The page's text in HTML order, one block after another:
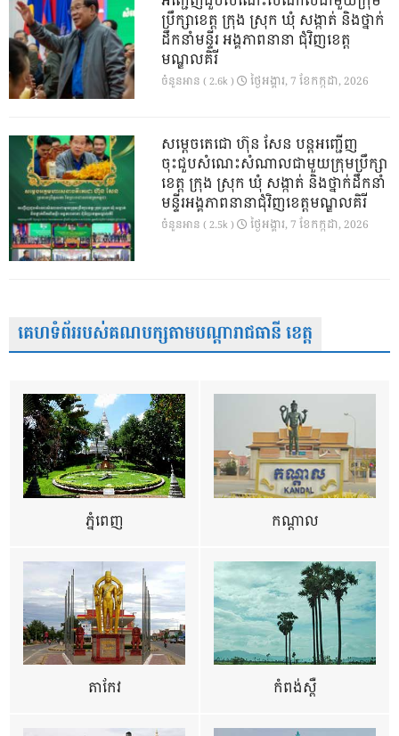
ប្រឹក្សាខេត្ត ក្រុង ស្រុក ឃុំ សង្កាត់ និងថ្នាក់
ដឹកនាំមន្ទីរ អង្គភាពនានា ជុំវិញខេត្ត
មណ្ឌលគិរី
ចំនួនអាន ( 2.6k ) ថ្ងៃ​អង្គារ, 7 ខែ​កក្កដា, 2026
សម្តេចតេជោ ហ៊ុន សែន បន្តអញ្ជើញ
ចុះជួបសំណេះសំណាលជាមួយក្រុមប្រឹក្សា
ខេត្ត ក្រុង ស្រុក ឃុំ សង្កាត់ និងថ្នាក់ដឹកនាំ
មន្ទីរអង្គភាពនានាជុំវិញខេត្តមណ្ឌលគិរី
ចំនួនអាន ( 2.5k ) ថ្ងៃ​អង្គារ, 7 ខែ​កក្កដា, 2026
គេហទំព័ររបស់គណបក្សតាមបណ្តារាជធានី ខេត្ត
ភ្នំពេញ កណ្តាល
តាកែវ កំពង់ស្ពឺ